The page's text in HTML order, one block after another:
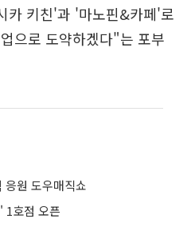
카 키친'과 '마노핀&카페'로
으로 도약하겠다"는 포부
응원 도우매직쇼
1호점 오픈